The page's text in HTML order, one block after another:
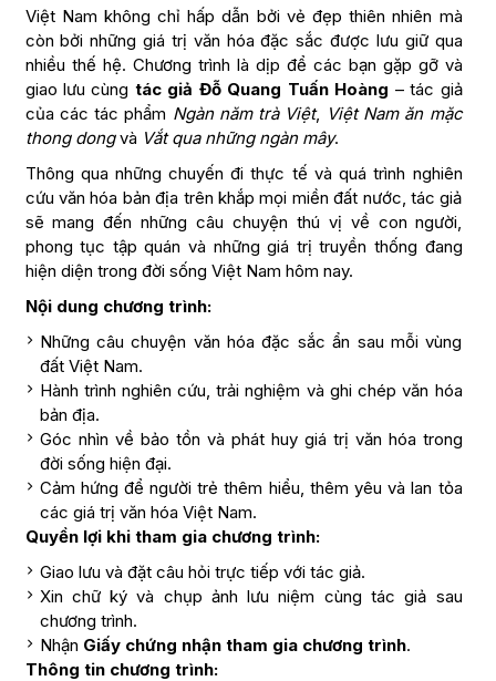
Việt Nam không chỉ hấp dẫn bởi vẻ đẹp thiên nhiên mà
còn bởi những giá trị văn hóa đặc sắc được lưu giữ qua
nhiều thế hệ. Chương trình là dịp để các bạn gặp gỡ và
giao lưu cùng tác giả Đỗ Quang Tuấn Hoàng – tác giả
của các tác phẩm Ngàn năm trà Việt, Việt Nam ăn mặc
thong dongvà Vắt qua những ngàn mây.
Thông qua những chuyến đi thực tế và quá trình nghiên
cứu văn hóa bản địa trên khắp mọi miền đất nước, tác giả
sẽ mang đến những câu chuyện thú vị về con người,
phong tục tập quán và những giá trị truyền thống đang
hiện diện trong đời sống Việt Nam hôm nay.
Nội dung chương trình:
Những câu chuyện văn hóa đặc sắc ẩn sau mỗi vùng
đất Việt Nam.
Hành trình nghiên cứu, trải nghiệm và ghi chép văn hóa
bản địa.
Góc nhìn về bảo tồn và phát huy giá trị văn hóa trong
đời sống hiện đại.
Cảm hứng để người trẻ thêm hiểu, thêm yêu và lan tỏa
các giá trị văn hóa Việt Nam.
Quyền lợi khi tham gia chương trình:
Giao lưu và đặt câu hỏi trực tiếp với tác giả.
Xin chữ ký và chụp ảnh lưu niệm cùng tác giả sau
chương trình.
Nhận Giấy chứng nhận tham gia chương trình.
Thông tin chương trình: